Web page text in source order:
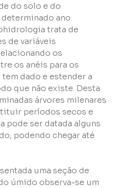
do solo e do
ano.
trata de
de variáveis
os
os anéis para os
dado e estender a
que não existe. Desta
árvores milenares
períodos secos e
pode ser datada alguns
podendo chegar até
uma seção de
úmido observa-se um